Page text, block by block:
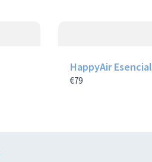
HappyAir Esencial
€79